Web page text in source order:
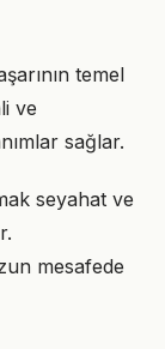
temel
ve
sağlar.
seyahat ve
mesafede